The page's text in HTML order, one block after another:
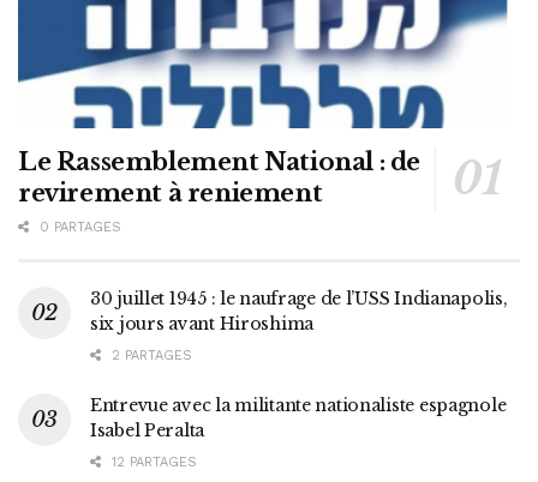
Le Rassemblement National : de
revirement à reniement
0 PARTAGES
30 juillet 1945 : le naufrage de l’USS Indianapolis,
six jours avant Hiroshima
2 PARTAGES
Entrevue avec la militante nationaliste espagnole
Isabel Peralta
12 PARTAGES